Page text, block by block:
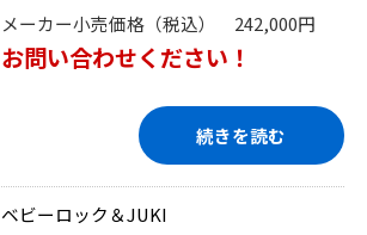
メーカー小売価格（税込） 242,000円
お問い合わせください！
続きを読む
ベビーロック＆JUKI